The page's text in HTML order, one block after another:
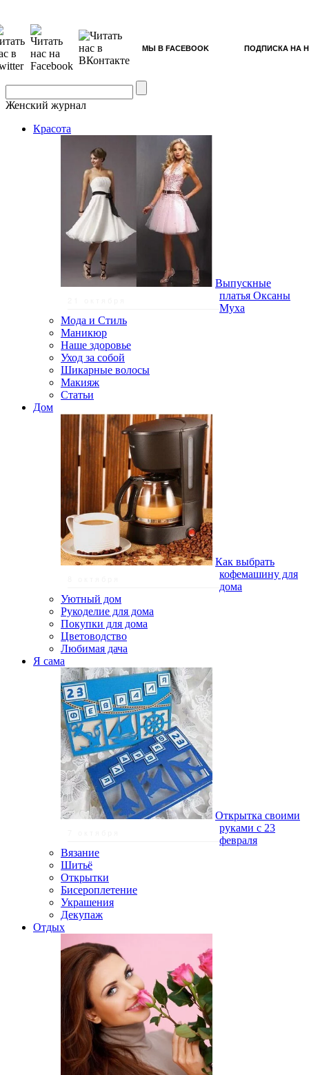
МЫ В FACEBOOK ПОДПИСКА НА
Женский журнал
Красота
Выпускные
платья Оксаны
Муха
Мода и Стиль
Маникюр
Наше здоровье
Уход за собой
Шикарные волосы
Макияж
Статьи
Дом
Как выбрать
кофемашину для
дома
Уютный дом
Рукоделие для дома
Покупки для дома
Цветоводство
Любимая дача
Я сама
Открытка своими
руками с 23
февраля
Вязание
Шитьё
Открытки
Бисероплетение
Украшения
Декупаж
Отдых